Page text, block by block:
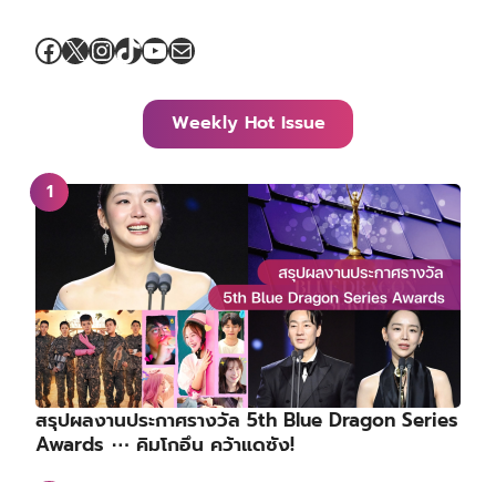
Facebook
X Instagram
TikTok
YouTube
Mail
Weekly Hot Issue
สรุปผลงานประกาศรางวัล 5th Blue Dragon Series
Awards ⋯ คิมโกอึน คว้าแดซัง!